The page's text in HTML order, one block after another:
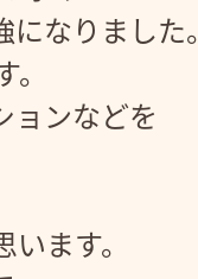
なりました。
ョンなどを
ます。